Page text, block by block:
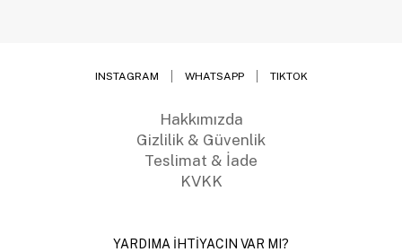
INSTAGRAM WHATSAPP TIKTOK
Hakkımızda
Gizlilik & Güvenlik
Teslimat & İade
KVKK
YARDIMA İHTİYACIN VAR MI?